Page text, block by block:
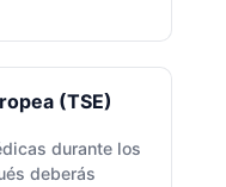
(TSE)
durante los
deberás